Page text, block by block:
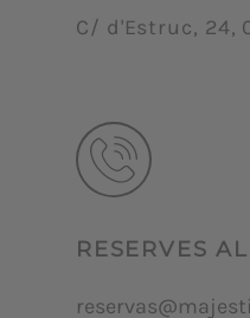
C/ d'Estruc, 24,
RESERVES